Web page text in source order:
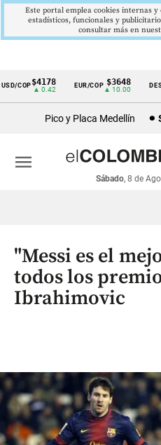
Cintillo
económicos
Colombia
COP$4178
▲ 0.42
EUR/COP $3648
▲ 10.00
Pico y Placa Medellín
Sábado, 8 de
menu
"Messi es el
todos los
Ibrahimovic
Este portal emplea cookies internas
estadísticos, funcionales y
consultar más en